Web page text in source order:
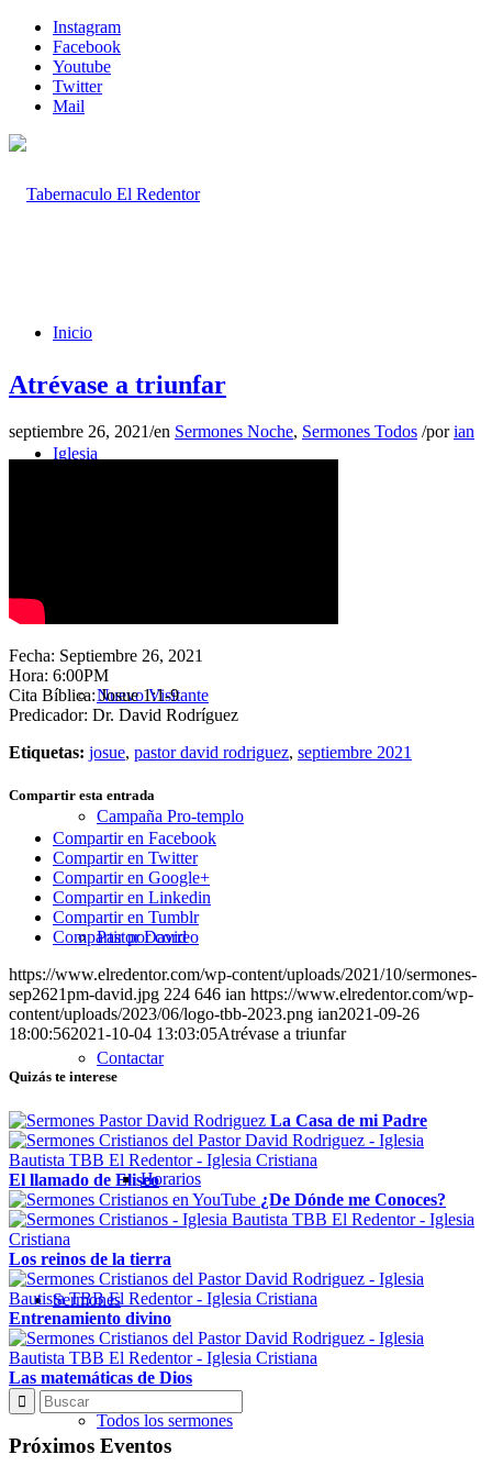
Instagram
Facebook
Youtube
Twitter
Mail
Inicio
Iglesia
Nuevo Visitante
Campaña Pro-templo
Pastor David
Contactar
Horarios
Sermones
Todos los sermones
Atrévase a triunfar
septiembre 26, 2021/en Sermones Noche, Sermones Todos /porian
Fecha: Septiembre 26, 2021
Hora: 6:00PM
Cita Bíblica: Josue 1:1-9
Predicador: Dr. David Rodríguez
Etiquetas: josue, pastor david rodriguez, septiembre 2021
Compartir esta entrada
Compartir en Facebook
Compartir en Twitter
Compartir en Google+
Compartir en Linkedin
Compartir en Tumblr
Compartir por correo
https://www.elredentor.com/wp-content/uploads/2021/10/sermones-
sep2621pm-david.jpg 224 646 ian https://www.elredentor.com/wp-
content/uploads/2023/06/logo-tbb-2023.png ian2021-09-26
18:00:562021-10-04 13:03:05Atrévase a triunfar
Quizás te interese
La Casa de mi Padre
El llamado de Eliseo
¿De Dónde me Conoces?
Los reinos de la tierra
Entrenamiento divino
Las matemáticas de Dios
Próximos Eventos